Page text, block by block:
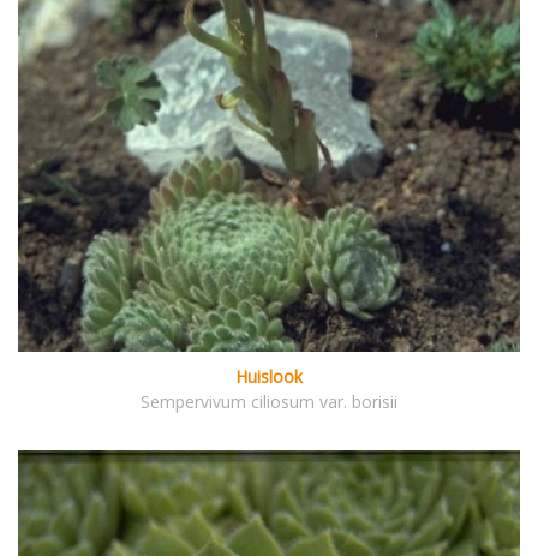
Huislook
Sempervivum ciliosum var. borisii